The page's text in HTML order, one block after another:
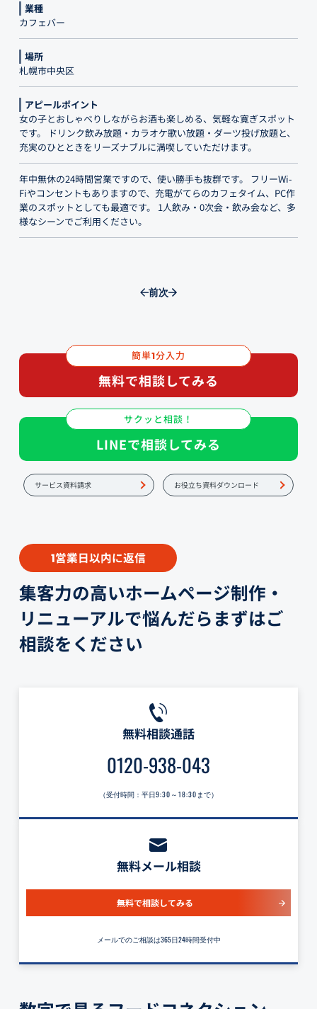
業種
カフェバー
場所
札幌市中央区
アピールポイント
女の子とおしゃべりしながらお酒も楽しめる、気軽な寛ぎスポット
です。 ドリンク飲み放題・カラオケ歌い放題・ダーツ投げ放題と、
充実のひとときをリーズナブルに満喫していただけます。
年中無休の24時間営業ですので、使い勝手も抜群です。 フリーWi-
Fiやコンセントもありますので、充電がてらのカフェタイム、PC作
業のスポットとしても最適です。 1人飲み・0次会・飲み会など、多
様なシーンでご利用ください。
前次
簡単1分入力
無料で相談してみる
サクッと相談！
LINEで相談してみる
サービス資料請求 お役立ち資料ダウンロード
1営業日以内に返信
集客力の高いホームページ制作・
リニューアルで悩んだらまずはご
相談をください
無料相談通話
0120-938-043
（受付時間：平日9:30～18:30 まで）
無料メール相談
無料で相談してみる
メールでのご相談は365日24時間受付中